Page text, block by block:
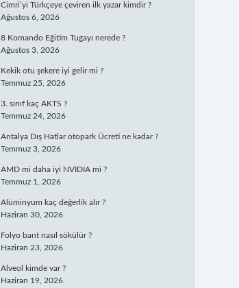
Cimri’yi Türkçeye çeviren ilk yazar kimdir ?
Ağustos 6, 2026
8 Komando Eğitim Tugayı nerede ?
Ağustos 3, 2026
Kekik otu şekere iyi gelir mi ?
Temmuz 25, 2026
3. sınıf kaç AKTS ?
Temmuz 24, 2026
Antalya Dış Hatlar otopark Ücreti ne kadar ?
Temmuz 3, 2026
AMD mi daha iyi NVIDIA mi ?
Temmuz 1, 2026
Alüminyum kaç değerlik alır ?
Haziran 30, 2026
Folyo bant nasıl sökülür ?
Haziran 23, 2026
Alveol kimde var ?
Haziran 19, 2026